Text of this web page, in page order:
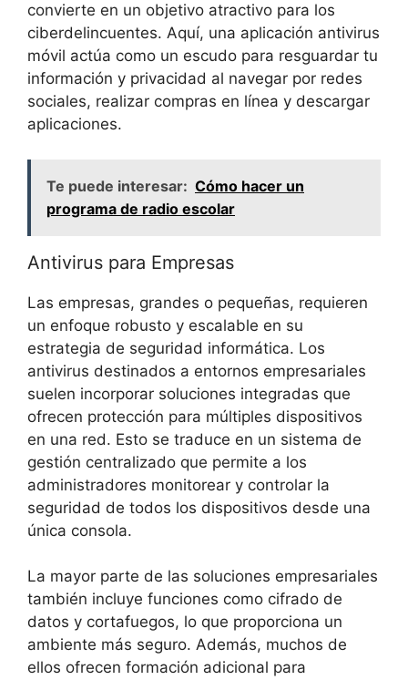
​convierte en un ⁣objetivo atractivo para ‍los
ciberdelincuentes.‍ Aquí,⁤ una ⁣aplicación‌ antivirus‌
móvil actúa como⁤ un escudo para⁣ resguardar tu⁣
información ⁢y privacidad⁤ al navegar por redes
sociales, realizar compras en línea y descargar
aplicaciones.
Te puede interesar: Cómo hacer un
programa de radio escolar
Antivirus para Empresas
Las empresas, grandes ⁤o pequeñas, requieren
‌un enfoque robusto y escalable en su
estrategia de seguridad informática. Los‍
antivirus destinados a ‌entornos ‍empresariales‍
suelen incorporar soluciones integradas que
ofrecen protección para ​múltiples dispositivos
en una red. Esto se ⁤traduce en un sistema de
gestión centralizado ⁢que⁣ permite a los
administradores ⁢monitorear y controlar la
seguridad de todos los dispositivos desde ⁤una ​
única consola.
La mayor parte de las soluciones empresariales
también incluye funciones como cifrado de
⁢datos ‌y cortafuegos, lo que ⁢proporciona un⁢
ambiente más seguro. Además, muchos de
ellos​ ofrecen formación adicional para